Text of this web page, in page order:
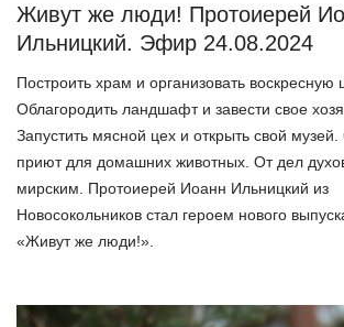
Живут же люди! Протоиерей
Ильницкий. Эфир 24.08.2024
Построить храм и организовать воскресную
Облагородить ландшафт и завести свое
Запустить мясной цех и открыть свой
приют для домашних животных. От дел
мирским. Протоиерей Иоанн Ильницкий из
Новосокольников стал героем нового
«Живут же люди!».